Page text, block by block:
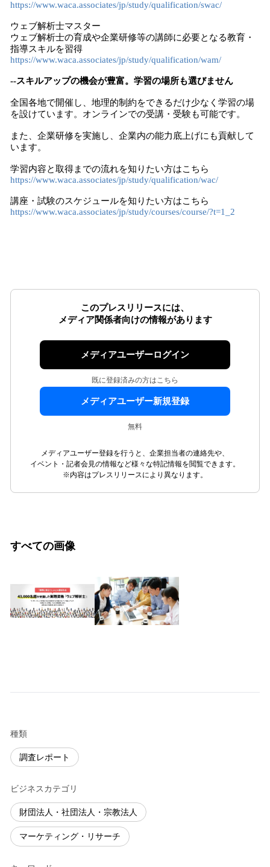
https://www.waca.associates/jp/study/qualification/swac/
ウェブ解析士マスター
ウェブ解析士の育成や企業研修等の講師に必要となる教育・
指導スキルを習得
https://www.waca.associates/jp/study/qualification/wam/
--スキルアップの機会が豊富。学習の場所も選びません
全国各地で開催し、地理的制約をできるだけ少なく学習の場
を設けています。オンラインでの受講・受験も可能です。
また、企業研修を実施し、企業内の能力底上げにも貢献して
います。
学習内容と取得までの流れを知りたい方はこちら
https://www.waca.associates/jp/study/qualification/wac/
講座・試験のスケジュールを知りたい方はこちら
https://www.waca.associates/jp/study/courses/course/?t=1_2
このプレスリリースには、
メディア関係者向けの情報があります
メディアユーザーログイン
既に登録済みの方はこちら
メディアユーザー新規登録
無料
メディアユーザー登録を行うと、企業担当者の連絡先や、
イベント・記者会見の情報など様々な特記情報を閲覧できます。
※内容はプレスリリースにより異なります。
すべての画像
種類
調査レポート
ビジネスカテゴリ
財団法人・社団法人・宗教法人
マーケティング・リサーチ